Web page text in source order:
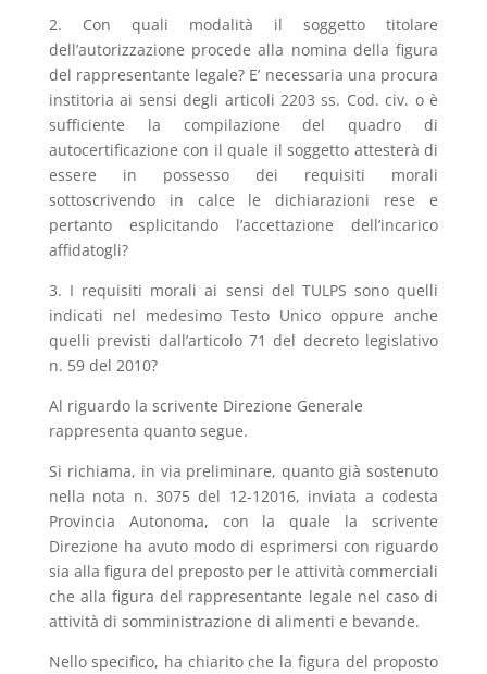
2. Con quali modalità il soggetto titolare
dell’autorizzazione procede alla nomina della figura
del rappresentante legale? E’ necessaria una procura
institoria ai sensi degli articoli 2203 ss. Cod. civ. o è
sufficiente la compilazione del quadro di
autocertificazione con il quale il soggetto attesterà di
essere in possesso dei requisiti morali
sottoscrivendo in calce le dichiarazioni rese e
pertanto esplicitando l’accettazione dell’incarico
affidatogli?
3. I requisiti morali ai sensi del TULPS sono quelli
indicati nel medesimo Testo Unico oppure anche
quelli previsti dall’articolo 71 del decreto legislativo
n. 59 del 2010?
Al riguardo la scrivente Direzione Generale
rappresenta quanto segue.
Si richiama, in via preliminare, quanto già sostenuto
nella nota n. 3075 del 12-12016, inviata a codesta
Provincia Autonoma, con la quale la scrivente
Direzione ha avuto modo di esprimersi con riguardo
sia alla figura del preposto per le attività commerciali
che alla figura del rappresentante legale nel caso di
attività di somministrazione di alimenti e bevande.
Nello specifico, ha chiarito che la figura del proposto